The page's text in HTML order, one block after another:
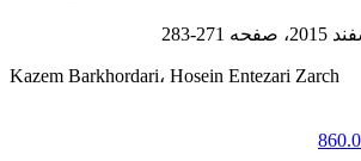
271-283
Kazem Barkhordari، Hosein Entezari Zarch